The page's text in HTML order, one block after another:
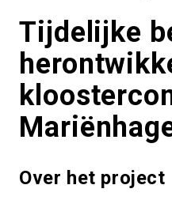
Tijdelijke
Over het project